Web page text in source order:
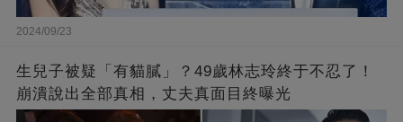
2024/09/23
生兒子被疑「有貓膩」？49歲林志玲終于不忍了！
崩潰說出全部真相，丈夫真面目終曝光